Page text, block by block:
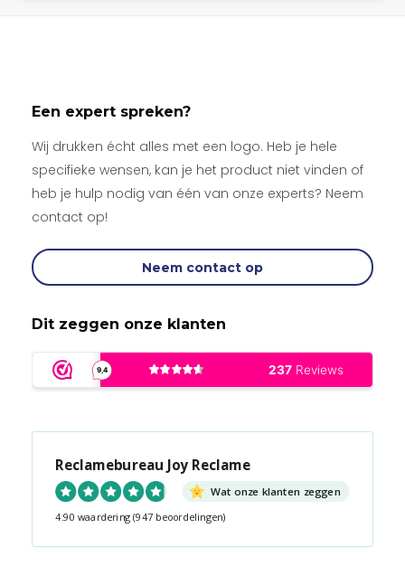
Een expert spreken?
Wij drukken écht alles met een logo. Heb je hele
specifieke wensen, kan je het product niet vinden of
heb je hulp nodig van één van onze experts? Neem
contact op!
Neem contact op
Dit zeggen onze klanten
Reclamebureau Joy Reclame
Wat onze klanten zeggen
4.90 waardering (947 beoordelingen)